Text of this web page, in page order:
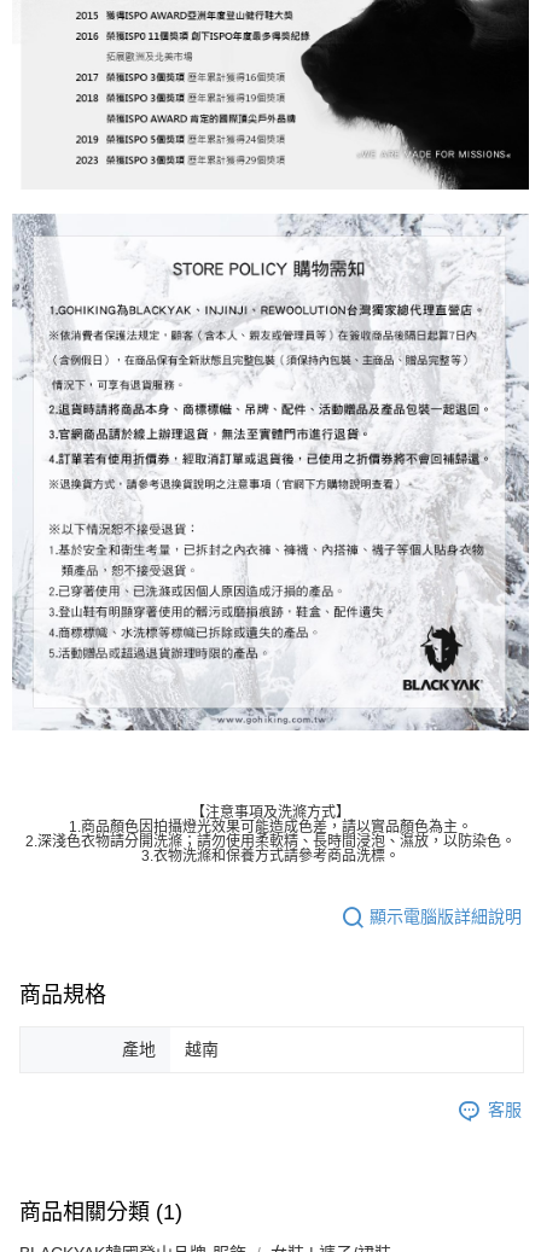
【注意事項及洗滌方式】
1.商品顏色因拍攝燈光效果可能造成色差，請以實品顏色為主。
2.深淺色衣物請分開洗滌；請勿使用柔軟精、長時間浸泡、濕放，以防染色。
3.衣物洗滌和保養方式請參考商品洗標。
顯示電腦版詳細說明
商品規格
產地 越南
客服
商品相關分類 (1)